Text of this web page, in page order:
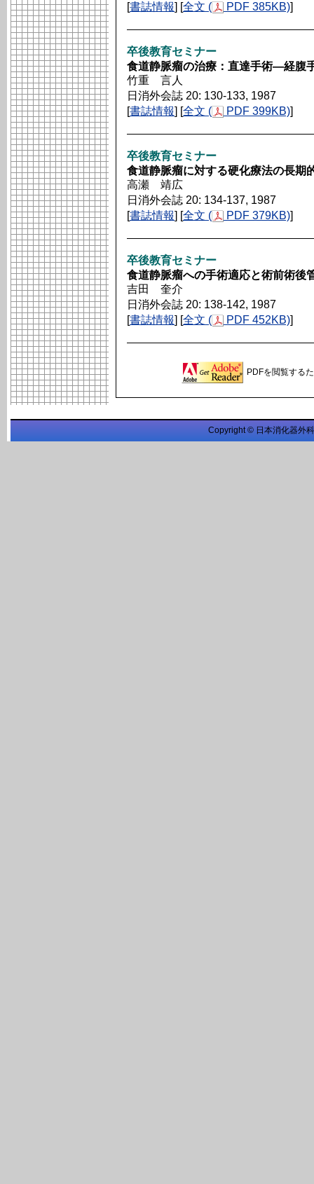
[書誌情報] [全文 ( PDF 385KB)]
卒後教育セミナー
食道静脈瘤の治療：直達手術―経腹
竹重 言人
日消外会誌 20: 130-133, 1987
[書誌情報] [全文 ( PDF 399KB)]
卒後教育セミナー
食道静脈瘤に対する硬化療法の長期
高瀬 靖広
日消外会誌 20: 134-137, 1987
[書誌情報] [全文 ( PDF 379KB)]
卒後教育セミナー
食道静脈瘤への手術適応と術前術後
吉田 奎介
日消外会誌 20: 138-142, 1987
[書誌情報] [全文 ( PDF 452KB)]
PDFを閲覧する
Copyright © 日本消化器外